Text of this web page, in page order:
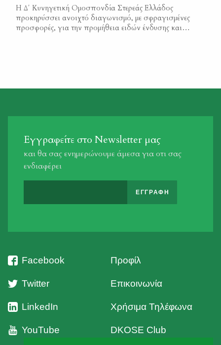
Η Δ΄ Κυνηγετική Ομοσπονδία Στερεάς Ελλάδος
προκηρύσσει ανοιχτό διαγωνισμό, με σφραγισμένες
προσφορές, για την προμήθεια ειδών ένδυσης και
συμμετάσχουν στον διαγωνισμό μπορούν […]
Εγγραφείτε στο Newsletter μας
και θα σας ενημερώνουμε άμεσα για οτι σας
ενδιαφέρει
Facebook
Twitter
LinkedIn
YouTube
Προφίλ
Επικοινωνία
Χρήσιμα Τηλέφωνα
DKOSE Club